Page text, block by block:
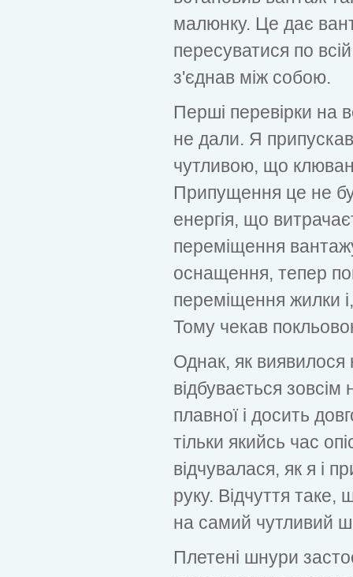
малюнку. Це дає
пересуватися по
з'єднав між собою.
Перші перевірки на
не дали. Я
чутливою, що
Припущення це не
енергія, що
переміщення
оснащення, тепер
переміщення жилки і,
Тому чекав
Однак, як виявилося
відбувається зовсім
плавної і досить
тільки якийсь час
відчувалася, як я і
руку. Відчуття
на самий чутливий
Плетені шнури